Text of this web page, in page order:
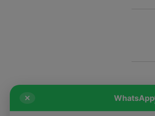
WhatsApp